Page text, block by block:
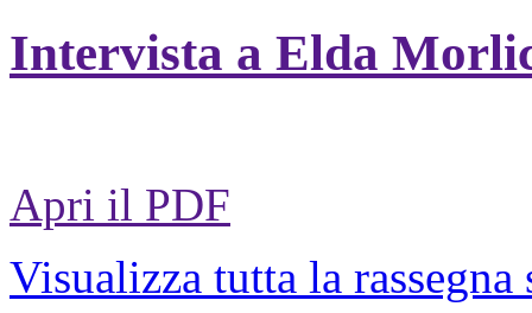
Intervista a Elda
Apri il PDF
Visualizza tutta la rassegna